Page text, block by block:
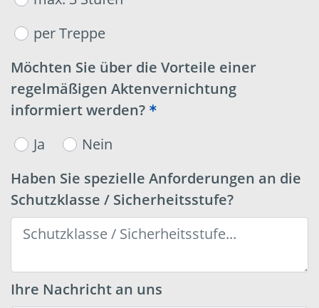
per Treppe
Möchten Sie über die Vorteile einer
regelmäßigen Aktenvernichtung
informiert werden?
Ja
Nein
Haben Sie spezielle Anforderungen an die
Schutzklasse / Sicherheitsstufe?
Ihre Nachricht an uns